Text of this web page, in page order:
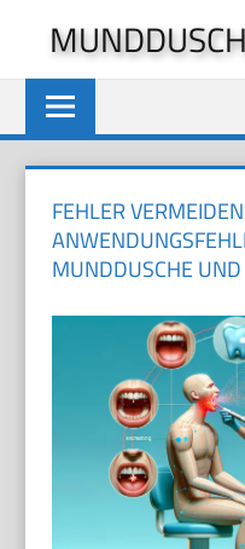
springen
FEHLER
MUNDDUSCHE